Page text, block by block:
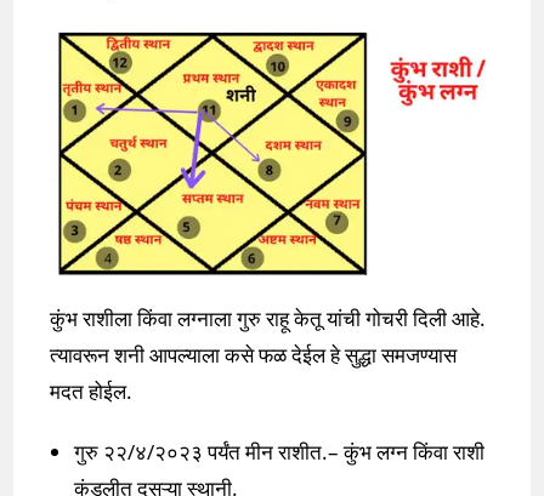
कुंभ राशीला किंवा लग्नाला गुरु राहू केतू यांची गोचरी दिली आहे.
त्यावरून शनी आपल्याला कसे फळ देईल हे सुद्धा समजण्यास
मदत होईल.
गुरु २२/४/२०२३ पर्यंत मीन राशीत.– कुंभ लग्न किंवा राशी
कुंडलीत दुसऱ्या स्थानी.